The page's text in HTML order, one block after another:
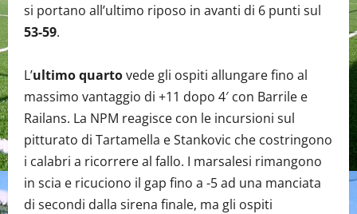
si portano all’ultimo riposo in avanti di 6 punti sul
53-59.
L’ultimo quartovede gli ospiti allungare fino al
massimo vantaggio di +11 dopo 4′ con Barrile e
Railans. La NPM reagisce con le incursioni sul
pitturato di Tartamella e Stankovic che costringono
i calabri a ricorrere al fallo. I marsalesi rimangono
in scia e ricuciono il gap fino a -5 ad una manciata
di secondi dalla sirena finale, ma gli ospiti